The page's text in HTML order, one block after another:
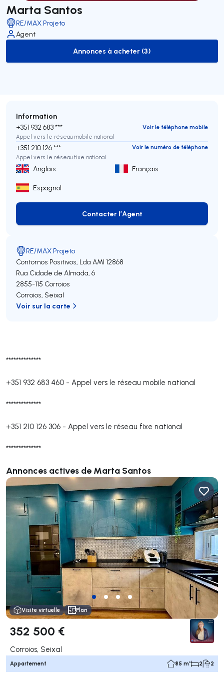
Marta Santos
RE/MAX Projeto
Agent
to-buy-listing
Annonces à acheter (3)
**************
+351 932 683 460 - Appel vers le réseau mobile national
**************
+351 210 126 306 - Appel vers le réseau fixe national
**************
Annonces actives de Marta Santos
Visite virtuelle Plan
352 500 €
Corroios, Seixal
Appartement 85 m² 2 2
Information
+351 932 683 ***
Voir le téléphone mobile
Appel vers le réseau mobile national
+351 210 126 ***
Voir le numéro de téléphone
Appel vers le réseau fixe national
Anglais Français
Espagnol
Contacter l’Agent
Contacter l’Agent
RE/MAX Projeto
Contornos Positivos, Lda AMI 12868
Rua Cidade de Almada, 6
2855-115 Corroios
Corroios, Seixal
Voir sur la carte